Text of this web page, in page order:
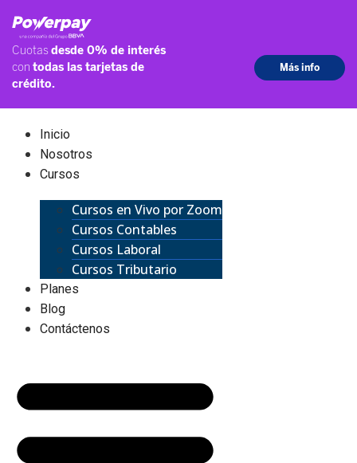
Inicio
Nosotros
Cursos
Cursos en Vivo por Zoom
Cursos Contables
Cursos Laboral
Cursos Tributario
Planes
Blog
Contáctenos